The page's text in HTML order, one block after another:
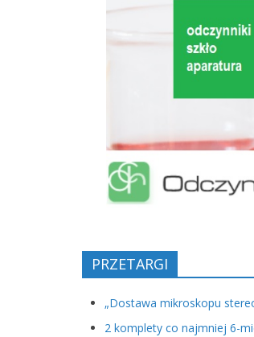
PRZETARGI
„Dostawa mikroskopu
2 komplety co najmniej 6-